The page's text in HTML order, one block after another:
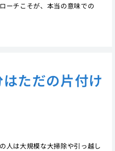
ーチこそが、本当の意味での
ただの片付け
人は大規模な大掃除や引っ越し